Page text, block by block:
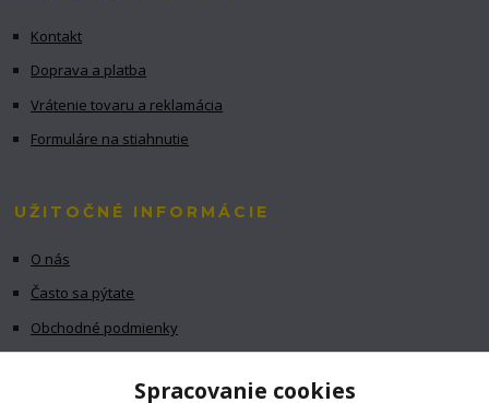
Kontakt
Doprava a platba
Vrátenie tovaru a reklamácia
Formuláre na stiahnutie
UŽITOČNÉ INFORMÁCIE
O nás
Často sa pýtate
Obchodné podmienky
Spracovanie cookies